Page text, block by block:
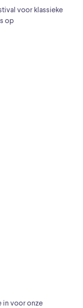
voor klassieke
op
in voor onze